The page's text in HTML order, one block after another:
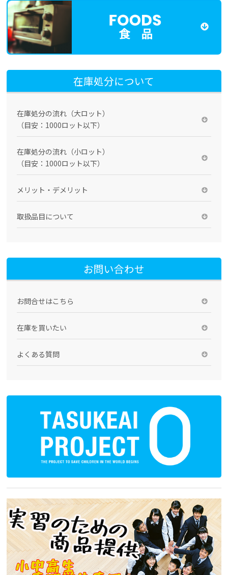
食 品
在庫処分について
在庫処分の流れ（大ロット）
（目安：1000ロット以下）
在庫処分の流れ（小ロット）
（目安：1000ロット以下）
メリット・デメリット
取扱品目について
お問い合わせ
お問合せはこちら
在庫を買いたい
よくある質問